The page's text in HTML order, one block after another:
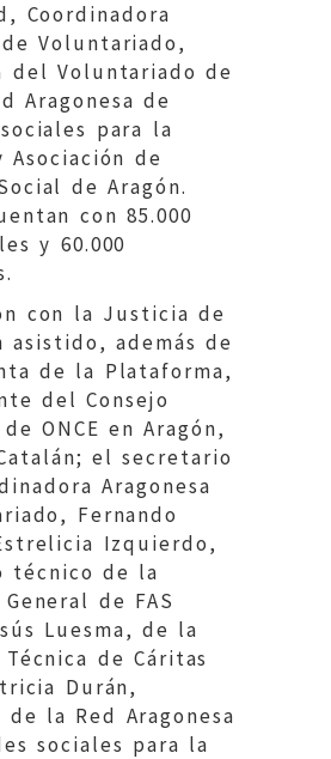
Coordinadora
de Voluntariado,
del Voluntariado de
Aragonesa de
para la
Asociación de
de Aragón.
con 85.000
y 60.000
con la Justicia de
asistido, además de
de la Plataforma,
del Consejo
ONCE en Aragón,
el secretario
Aragonesa
Fernando
Izquierdo,
técnico de la
de FAS
Luesma, de la
de Cáritas
Durán,
la Red Aragonesa
sociales para la